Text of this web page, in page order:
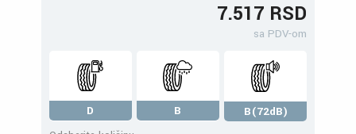
7.517 RSD
sa PDV-om
D B
B(72dB)